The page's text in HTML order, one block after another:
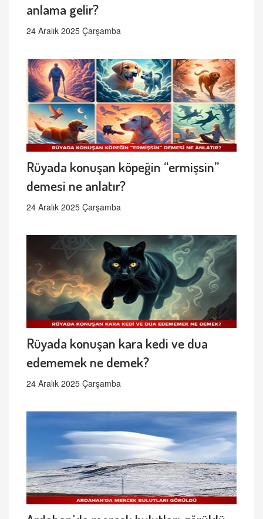
anlama gelir?
24 Aralık 2025 Çarşamba
Rüyada konuşan köpeğin “ermişsin”
demesi ne anlatır?
24 Aralık 2025 Çarşamba
Rüyada konuşan kara kedi ve dua
edememek ne demek?
24 Aralık 2025 Çarşamba